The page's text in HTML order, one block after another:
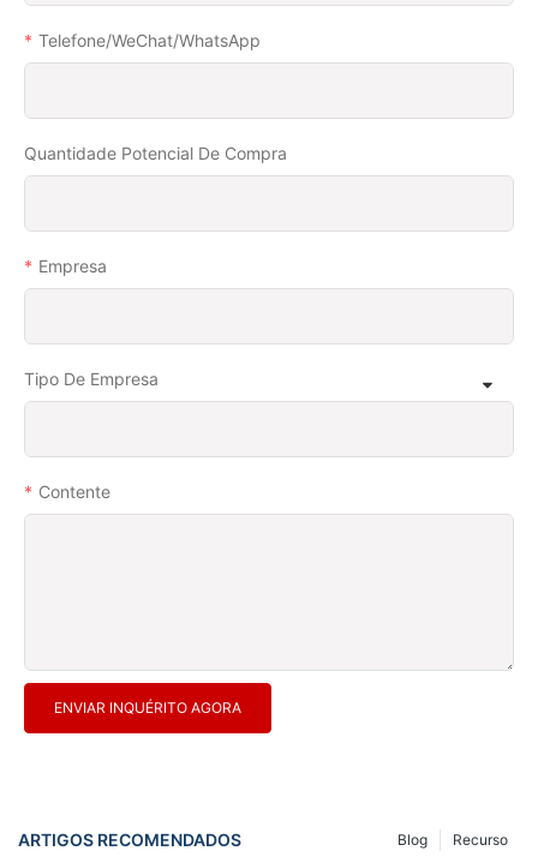
Telefone/WeChat/WhatsApp
Quantidade Potencial De Compra
Empresa
Tipo De Empresa
Contente
ENVIAR INQUÉRITO AGORA
ARTIGOS RECOMENDADOS Recurso
Blog